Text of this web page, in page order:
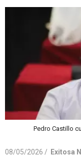
Pedro Castillo
08/05/2026 / Exitosa